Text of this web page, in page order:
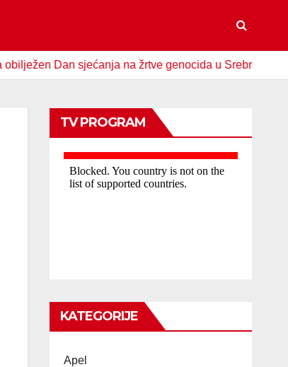
Dan sjećanja na žrtve genocida u Srebrenici
TV PROGRAM
KATEGORIJE
Apel